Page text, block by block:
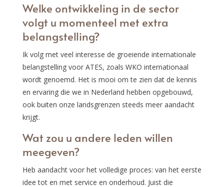
Welke ontwikkeling in de sector
volgt u momenteel met extra
belangstelling?
Ik volg met veel interesse de groeiende internationale
belangstelling voor ATES, zoals WKO internationaal
wordt genoemd. Het is mooi om te zien dat de kennis
en ervaring die we in Nederland hebben opgebouwd,
ook buiten onze landsgrenzen steeds meer aandacht
krijgt.
Wat zou u andere leden willen
meegeven?
Heb aandacht voor het volledige proces: van het eerste
idee tot en met service en onderhoud. Juist die